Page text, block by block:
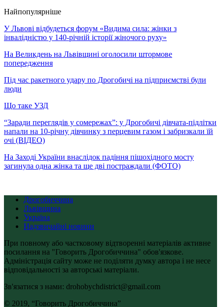
Найпопулярніше
У Львові відбудеться форум «Видима сила: жінки з
інвалідністю у 140-річній історії жіночого руху»
На Великдень на Львівщині оголосили штормове
попередження
Під час ракетного удару по Дрогобичі на підприємстві були
люди
Що таке УЗД
“Заради переглядів у сомережах”: у Дрогобичі дівчата-підлітки
напали на 10-річну дівчинку з перцевим газом і забризкали їй
очі (ВІДЕО)
На Заході України внаслідок падіння пішохідного мосту
загинула одна жінка та ще дві постраждали (ФОТО)
Дрогобиччина
Львівщина
Україна
Надзвичайні новини
При повному або частковому відтворенні матеріалів активне
посилання на "Говорить Дрогобиччина" обов'язкове.
Адміністрація сайту може не поділяти думку автора і не несе
відповідальності за авторські матеріали.
Зв'язатися з нами: drohobychdistrict@gmail.com
© 2019, “Говорить Дрогобиччина”